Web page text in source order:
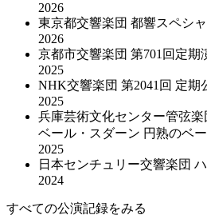
2026
東京都交響楽団 都響スペシャ
2026
京都市交響楽団 第701回定期
2025
NHK交響楽団 第2041回 定期
2025
兵庫芸術文化センター管弦
ベール・スダーン 円熟のベ
2025
日本センチュリー交響楽団
2024
すべての公演記録をみる